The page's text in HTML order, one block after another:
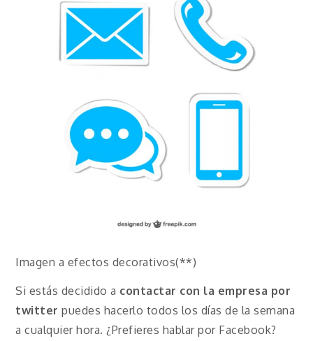
Imagen a efectos decorativos(**)
Si estás decidido a contactar con la empresa por
twitter puedes hacerlo todos los días de la semana
a cualquier hora. ¿Prefieres hablar por Facebook?